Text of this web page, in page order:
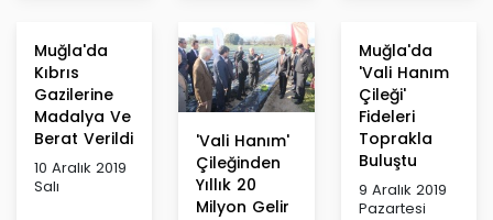
Muğla'da
Kıbrıs
Gazilerine
Madalya Ve
Berat Verildi
10 Aralık 2019
Salı
'Vali Hanım'
Çileğinden
Yıllık 20
Milyon Gelir
Muğla'da
'Vali Hanım
Çileği'
Fideleri
Toprakla
Buluştu
9 Aralık 2019
Pazartesi